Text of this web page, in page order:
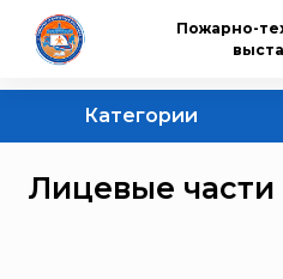
Пожарно-
Лицевые части
Категории
Респираторы
СПЭК